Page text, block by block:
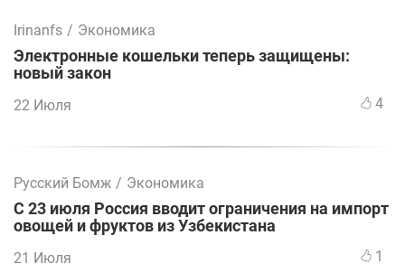
Irinanfs / Экономика
Электронные кошельки теперь защищены:
новый закон
22 Июля 4
Русский Бомж / Экономика
С 23 июля Россия вводит ограничения на импорт
овощей и фруктов из Узбекистана
21 Июля 1